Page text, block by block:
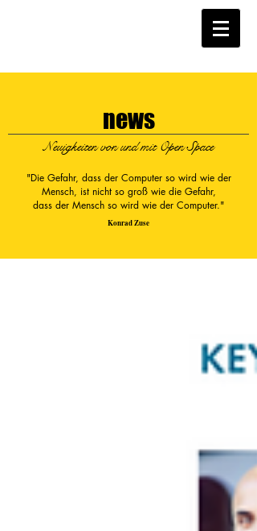
news
Neuigkeiten von und mit Open Space
"Die Gefahr, dass der Computer so wird wie der
Mensch, ist nicht so groß wie die Gefahr,
dass der Mensch so wird wie der Computer."
Konrad Zuse